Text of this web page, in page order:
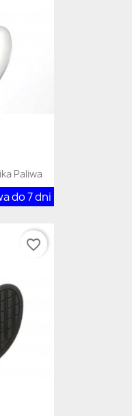
Paliwa
do 7 dni
favorite_border